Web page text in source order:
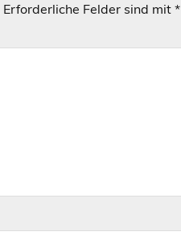
Erforderliche Felder sind mit*